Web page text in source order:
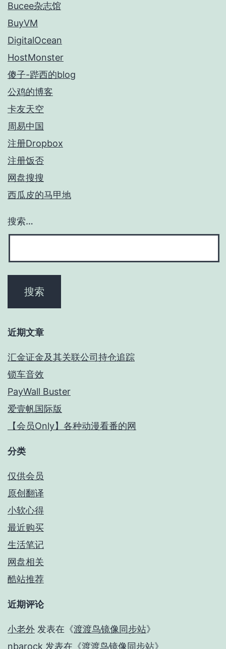
Bucee杂志馆
BuyVM
DigitalOcean
HostMonster
傻子-跸西的blog
公鸡的博客
卡友天空
周易中国
注册Dropbox
注册饭否
网盘搜搜
西瓜皮的马甲地
搜索…
近期文章
汇金证金及其关联公司持仓追踪
锁车音效
PayWall Buster
爱壹帆国际版
【会员Only】各种动漫看番的网
分类
仅供会员
原创翻译
小软心得
最近购买
生活笔记
网盘相关
酷站推荐
近期评论
小老外 发表在《渡渡鸟镜像同步站》
nbarock 发表在《渡渡鸟镜像同步站》